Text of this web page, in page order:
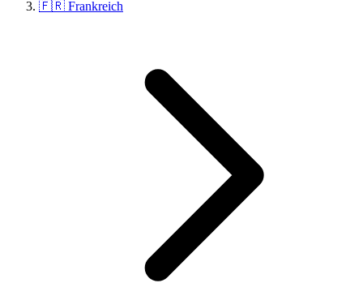
🇫🇷 Frankreich